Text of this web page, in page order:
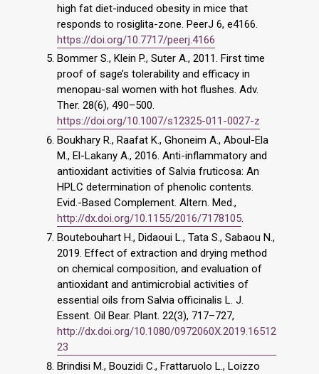
high fat diet-induced obesity in mice that
responds to rosiglita-zone. PeerJ 6, e4166.
https://doi.org/10.7717/peerj.4166
Bommer S., Klein P., Suter A., 2011. First time
proof of sage’s tolerability and efficacy in
menopau-sal women with hot flushes. Adv.
Ther. 28(6), 490–500.
https://doi.org/10.1007/s12325-011-0027-z
Boukhary R., Raafat K., Ghoneim A., Aboul-Ela
M., El-Lakany A., 2016. Anti-inflammatory and
antioxidant activities of Salvia fruticosa: An
HPLC determination of phenolic contents.
Evid.-Based Complement. Altern. Med.,
http://dx.doi.org/10.1155/2016/7178105.
Boutebouhart H., Didaoui L., Tata S., Sabaou N.,
2019. Effect of extraction and drying method
on chemical composition, and evaluation of
antioxidant and antimicrobial activities of
essential oils from Salvia officinalis L. J.
Essent. Oil Bear. Plant. 22(3), 717–727,
http://dx.doi.org/10.1080/0972060X.2019.16512
23
Brindisi M., Bouzidi C., Frattaruolo L., Loizzo